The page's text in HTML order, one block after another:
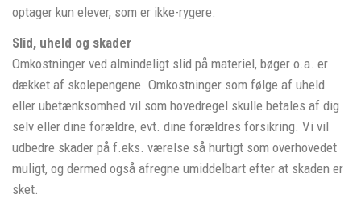
optager kun elever, som er ikke-rygere.
Slid, uheld og skader
Omkostninger ved almindeligt slid på materiel, bøger o.a. er
dækket af skolepengene. Omkostninger som følge af uheld
eller ubetænksomhed vil som hovedregel skulle betales af dig
selv eller dine forældre, evt. dine forældres forsikring. Vi vil
udbedre skader på f.eks. værelse så hurtigt som overhovedet
muligt, og dermed også afregne umiddelbart efter at skaden er
sket.